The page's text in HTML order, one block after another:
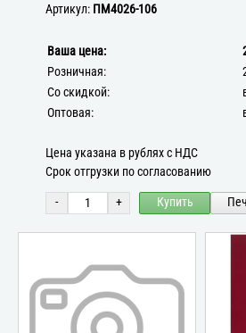
Артикул: ПМ4026-106
Ваша цена:
Розничная:
Со скидкой:
Оптовая:
Цена указана в рублях с НДС
Срок отгрузки по согласованию
- + Купить